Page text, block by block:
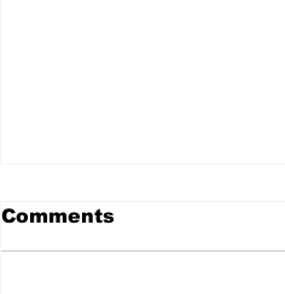
Comments